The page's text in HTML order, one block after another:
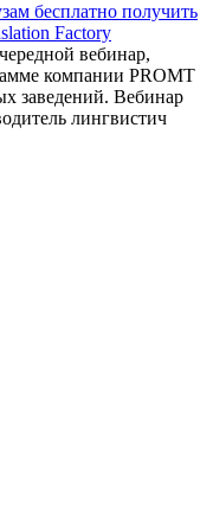
бесплатно получить
Factory
вебинар,
компании PROMT
заведений. Вебинар
лингвистич